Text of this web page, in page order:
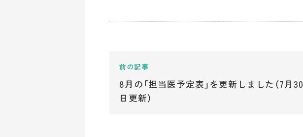
8月の「担当医予定表」を更新しました（7月30
日更新）